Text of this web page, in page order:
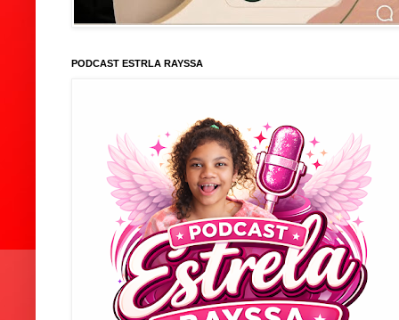
PODCAST ESTRLA RAYSSA